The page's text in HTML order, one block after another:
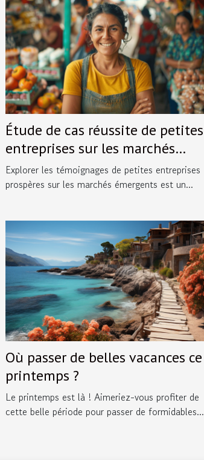
Étude de cas réussite de petites
entreprises sur les marchés
émergents
Explorer les témoignages de petites entreprises
prospères sur les marchés émergents est un...
Où passer de belles vacances ce
printemps ?
Le printemps est là ! Aimeriez-vous profiter de
cette belle période pour passer de formidables...